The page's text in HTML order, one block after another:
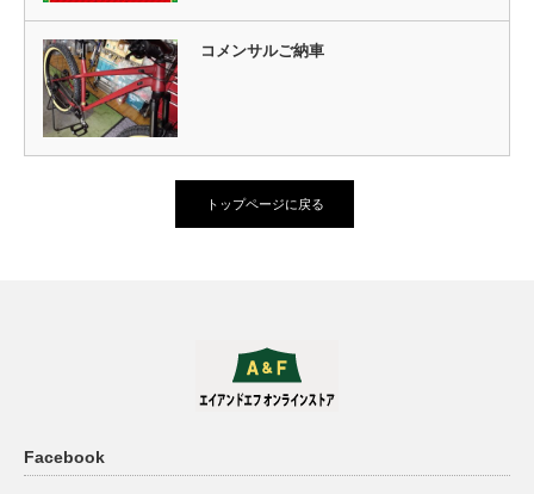
コメンサルご納車
トップページに戻る
Facebook